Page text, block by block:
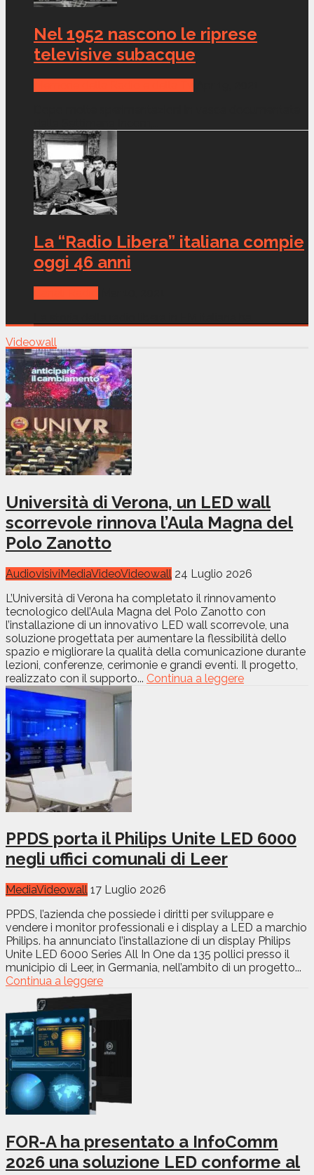
Nel 1952 nascono le riprese
televisive subacque
La “Radio Libera” italiana compie
oggi 46 anni
Videowall
Università di Verona, un LED wall
scorrevole rinnova l’Aula Magna del
Polo Zanotto
AudiovisiviMediaVideoVideowall 24 Luglio 2026
L’Università di Verona ha completato il rinnovamento
tecnologico dell’Aula Magna del Polo Zanotto con
l’installazione di un innovativo LED wall scorrevole, una
soluzione progettata per aumentare la flessibilità dello
spazio e migliorare la qualità della comunicazione durante
lezioni, conferenze, cerimonie e grandi eventi. Il progetto,
realizzato con il supporto... Continua a leggere
PPDS porta il Philips Unite LED 6000
negli uffici comunali di Leer
MediaVideowall 17 Luglio 2026
PPDS, l’azienda che possiede i diritti per sviluppare e
vendere i monitor professionali e i display a LED a marchio
Philips. ha annunciato l’installazione di un display Philips
Unite LED 6000 Series All In One da 135 pollici presso il
municipio di Leer, in Germania, nell’ambito di un progetto...
Continua a leggere
FOR-A ha presentato a InfoComm
2026 una soluzione LED conforme al